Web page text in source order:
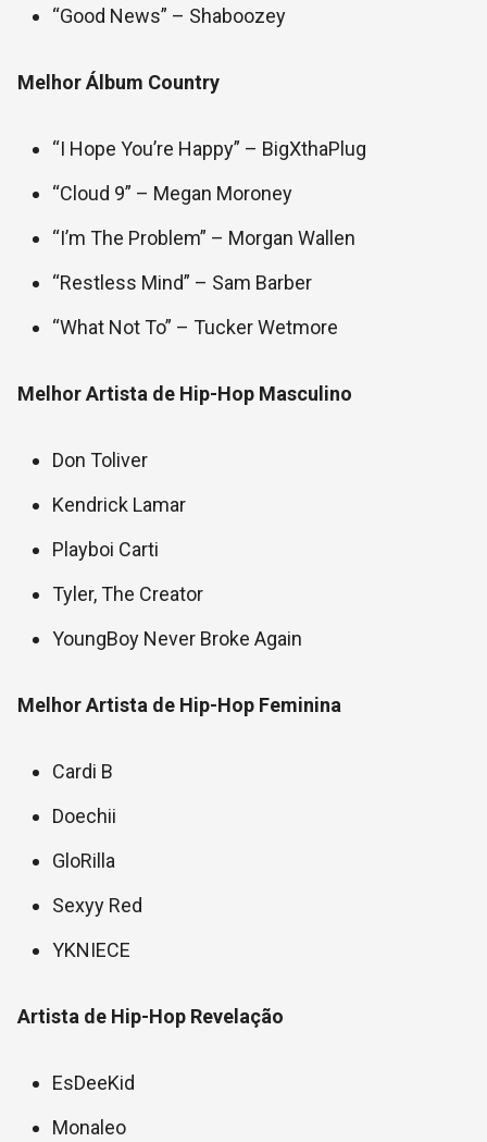
“Good News” – Shaboozey
Melhor Álbum Country
“I Hope You’re Happy” – BigXthaPlug
“Cloud 9” – Megan Moroney
“I’m The Problem” – Morgan Wallen
“Restless Mind” – Sam Barber
“What Not To” – Tucker Wetmore
Melhor Artista de Hip-Hop Masculino
Don Toliver
Kendrick Lamar
Playboi Carti
Tyler, The Creator
YoungBoy Never Broke Again
Melhor Artista de Hip-Hop Feminina
Cardi B
Doechii
GloRilla
Sexyy Red
YKNIECE
Artista de Hip-Hop Revelação
EsDeeKid
Monaleo